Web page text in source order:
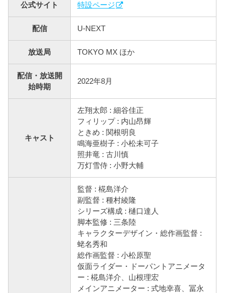
公式サイト 特設ページ
配信 U-NEXT
放送局 TOKYO MX ほか
配信・放送開
始時期
2022年8月
キャスト
左翔太郎 : 細谷佳正
フィリップ : 内山昂輝
ときめ : 関根明良
鳴海亜樹子 : 小松未可子
照井竜 : 古川慎
万灯雪侍 : 小野大輔
監督 : 椛島洋介
副監督 : 種村綾隆
シリーズ構成 : 樋口達人
脚本監修 : 三条陸
キャラクターデザイン・総作画監督 :
蛯名秀和
総作画監督 : 小松原聖
仮面ライダー・ドーパントアニメータ
ー : 椛島洋介、山根理宏
メインアニメーター : 式地幸喜、冨永